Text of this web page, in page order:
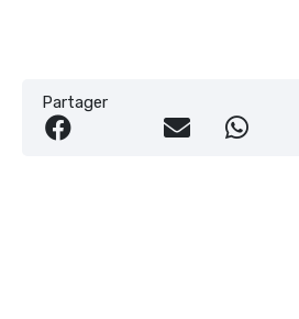
Partager